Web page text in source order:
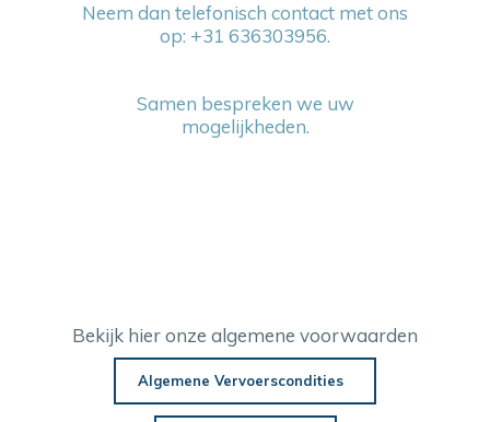
Neem dan telefonisch contact met ons
op: +31 636303956.
Samen bespreken we uw
mogelijkheden.
Bekijk hier onze algemene voorwaarden
Algemene Vervoerscondities